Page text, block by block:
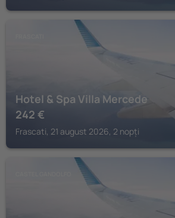
Hotel & Spa Villa Mercede
242 €
Frascati, 21 august 2026, 2 nopți